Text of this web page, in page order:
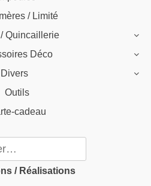
/ Limité
Quincaillerie
Déco
Divers
Outils
cadeau
:
/ Réalisations